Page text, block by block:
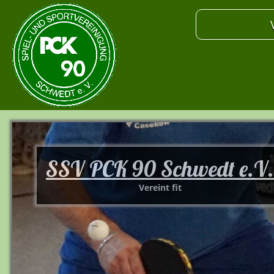
SSV PCK 90 Schwedt e.V.
Vereint fit